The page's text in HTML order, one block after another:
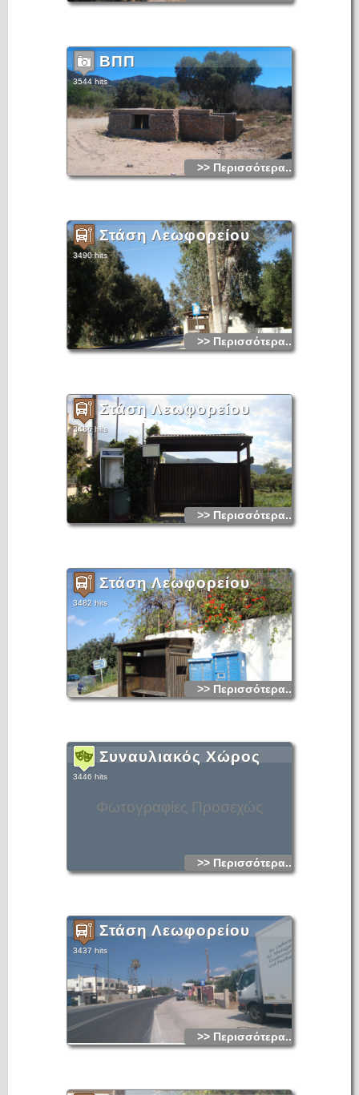
Σεργίου, Στα Βενετικά χρόνια ολόκληρη η κοιλάδα
ΒΠΠ
3544 hits
>> Περισσότερα...
Στάση Λεωφορείου
3490 hits
>> Περισσότερα...
Στάση Λεωφορείου
3486 hits
>> Περισσότερα...
Στάση Λεωφορείου
3482 hits
>> Περισσότερα...
Φωτογραφίες Προσεχώς
Συναυλιακός Χώρος
3446 hits
>> Περισσότερα...
Στάση Λεωφορείου
3437 hits
>> Περισσότερα...